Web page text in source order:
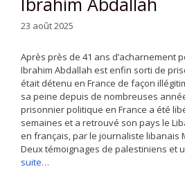
23 août 2025
Après près de 41 ans d’acharnement
Ibrahim Abdallah est enfin sorti de
était détenu en France de façon
sa peine depuis de nombreuses
prisonnier politique en France a été
semaines et a retrouvé son pays le
en français, par le journaliste libanais
Deux témoignages de palestiniens et
suite…